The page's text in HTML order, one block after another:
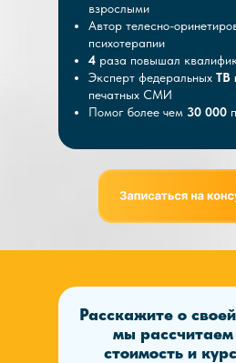
взрослыми
Автор телесно-
психотерапии
4 раза повышал
Эксперт федеральных ТВ
печатных СМИ
Помог более чем 30 000
Расскажите о
мы рассчитаем
стоимость и